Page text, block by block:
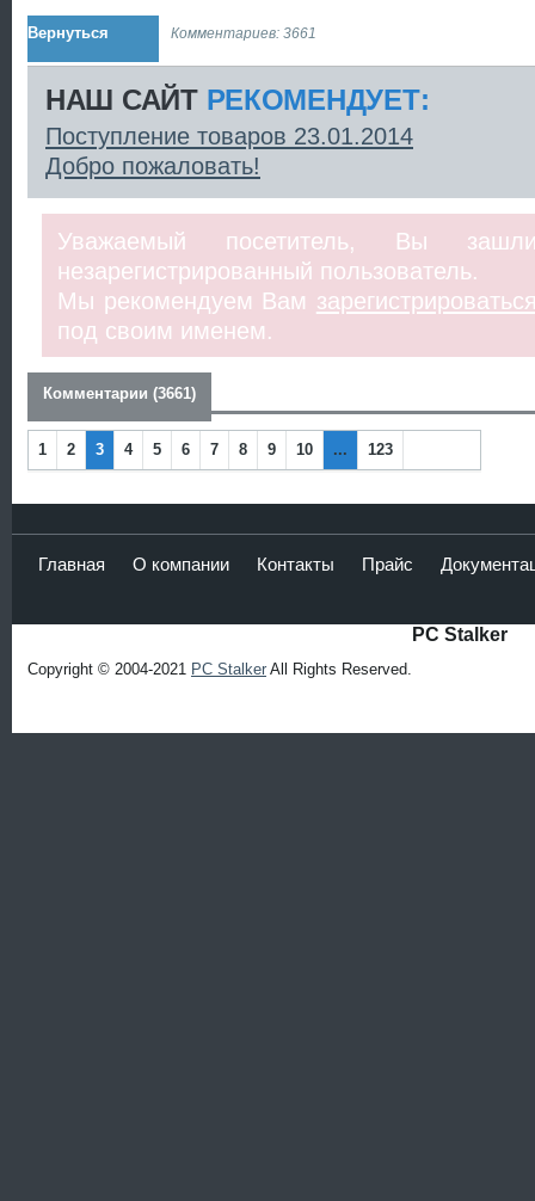
Вернуться Комментариев: 3661
НАШ САЙТРЕКОМЕНДУЕТ:
Поступление товаров 23.01.2014
Добро пожаловать!
Уважаемый посетитель, Вы
незарегистрированный пользователь.
Мы рекомендуем Вам
под своим именем.
Комментарии (3661)
1 2 3 4 5 6 7 8 9 10 ...
123
Главная О компании Контакты Прайс
PC Stalker
Copyright © 2004-2021 PC Stalker All Rights Reserved.